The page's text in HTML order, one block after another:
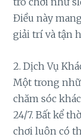
Điều này
giải trí và tận
2. Dịch Vụ
Một trong
chăm sóc
24/7. Bất kể
chơi luôn có